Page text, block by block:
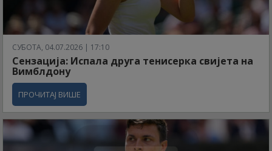
СУБОТА, 04.07.2026 | 17:10
Сензација: Испала друга тенисерка свијета на
Вимблдону
ПРОЧИТАЈ ВИШЕ